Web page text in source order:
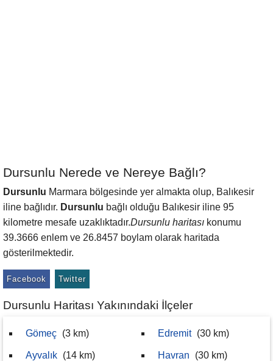
Dursunlu Nerede ve Nereye Bağlı?
Dursunlu Marmara bölgesinde yer almakta olup, Balıkesir
iline bağlıdır. Dursunlu bağlı olduğu Balıkesir iline 95
kilometre mesafe uzaklıktadır.Dursunlu haritası konumu
39.3666 enlem ve 26.8457 boylam olarak haritada
gösterilmektedir.
Facebook Twitter
Dursunlu Haritası Yakınındaki İlçeler
Gömeç (3 km)
Ayvalık (14 km)
Edremit (30 km)
Havran (30 km)